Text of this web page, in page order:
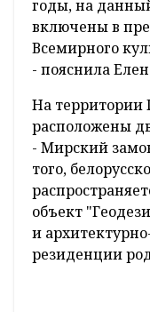
годы, на
включены в
Всемирного
- пояснила
На территории
расположены
- Мирский
того,
объект
и
резиденции